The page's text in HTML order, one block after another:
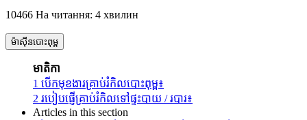
10466 На читання: 4 хвилин
ម៉ាស៊ីនបោះពុម្ព
មាតិកា
1 បើកមុខងារគ្រាប់រំកិលបោះពុម្ព៖
2 របៀបផ្ញើគ្រាប់រំកិលទៅផ្ទះបាយ / របារ៖
Articles in this section